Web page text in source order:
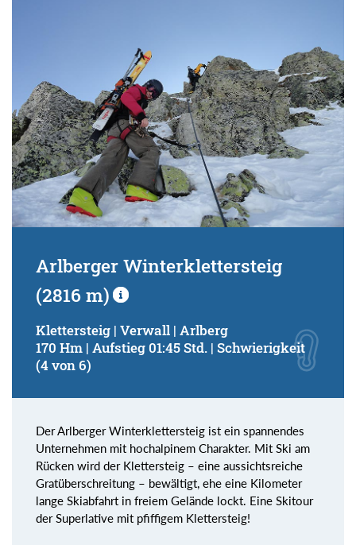
Arlberger Winterklettersteig
(2816 m)
Klettersteig | Verwall | Arlberg
170 Hm | Aufstieg 01:45 Std. | Schwierigkeit
(4 von 6)
Der Arlberger Winterklettersteig ist ein spannendes
Unternehmen mit hochalpinem Charakter. Mit Ski am
Rücken wird der Klettersteig – eine aussichtsreiche
Gratüberschreitung – bewältigt, ehe eine Kilometer
lange Skiabfahrt in freiem Gelände lockt. Eine Skitour
der Superlative mit pfiffigem Klettersteig!